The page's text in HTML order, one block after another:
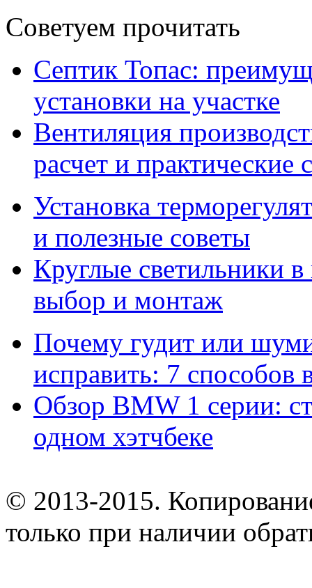
Советуем прочитать
Септик Топас:
установки на участке
Вентиляция
расчет и практические
Установка
и полезные советы
Круглые светильники
выбор и монтаж
Почему гудит или
исправить: 7 способов
Обзор BMW 1 серии:
одном хэтчбеке
© 2013-2015.
только при наличии